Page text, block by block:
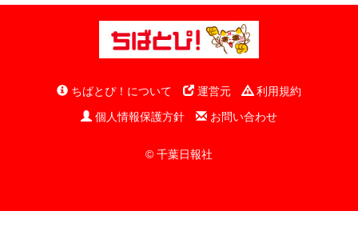
ちばとぴ！について 運営元
利用規約
個人情報保護方針
お問い合わせ
© 千葉日報社